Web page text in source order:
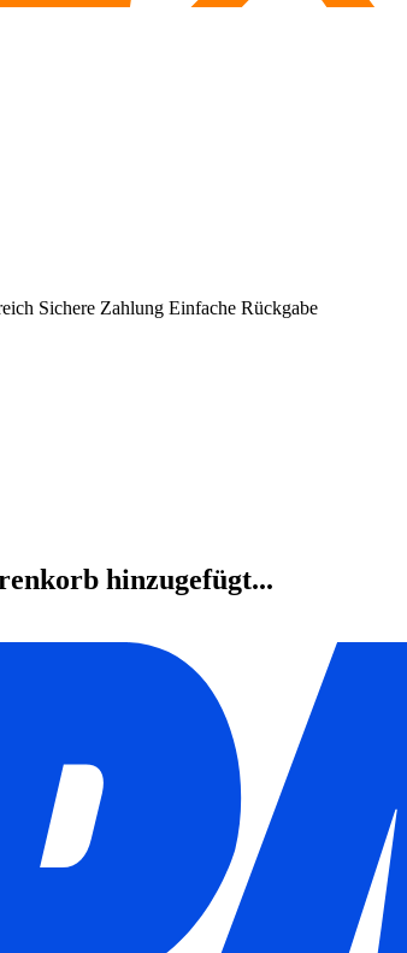
Sichere Zahlung Einfache Rückgabe
hinzugefügt...